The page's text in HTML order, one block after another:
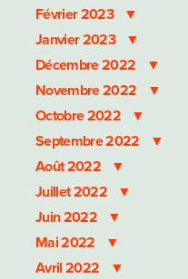
Février 2023
Janvier 2023
Décembre 2022
Novembre 2022
Octobre 2022
Septembre 2022
Août 2022
Juillet 2022
Juin 2022
Mai 2022
Avril 2022